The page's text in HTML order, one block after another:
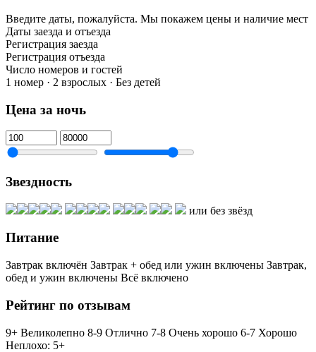
Введите даты, пожалуйста. Мы покажем цены и наличие мест
Даты заезда и отъезда
Регистрация заезда
Регистрация отъезда
Число номеров и гостей
1 номер · 2 взрослых · Без детей
Цена за ночь
Звездность
или без звёзд
Питание
Завтрак включён Завтрак + обед или ужин включены Завтрак,
обед и ужин включены Всё включено
Рейтинг по отзывам
9+ Великолепно 8-9 Отлично 7-8 Очень хорошо 6-7 Хорошо
Неплохо: 5+